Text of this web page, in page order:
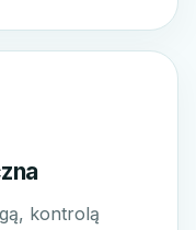
kontrolą